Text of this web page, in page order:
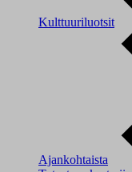
Kulttuuriluotsit
Ajankohtaista